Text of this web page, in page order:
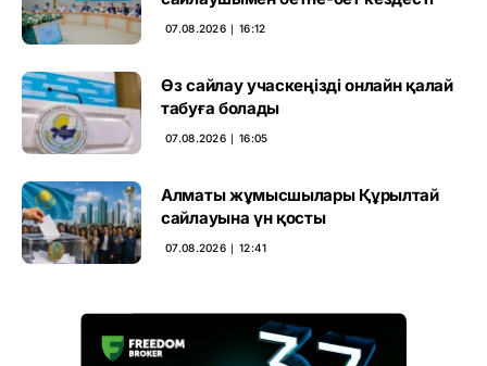
07.08.2026 ∣ 16:12
Өз сайлау учаскеңізді онлайн қалай
табуға болады
07.08.2026 ∣ 16:05
Алматы жұмысшылары Құрылтай
сайлауына үн қосты
07.08.2026 ∣ 12:41